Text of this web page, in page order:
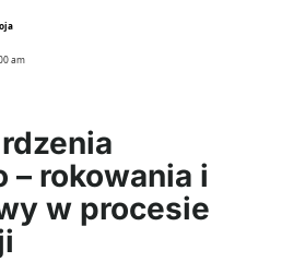
am
– rokowania i
w procesie